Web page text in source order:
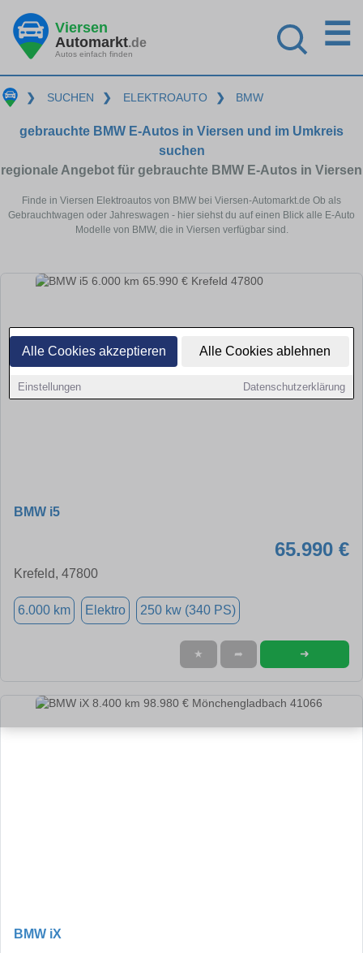
Alle Cookies akzeptieren Alle Cookies ablehnen
Einstellungen Datenschutzerklärung
Viersen
Automarkt.de
Autos einfach finden
☰
❯ SUCHEN ❯ ELEKTROAUTO ❯ BMW
gebrauchte BMW E-Autos in Viersen und im Umkreis
suchen
regionale Angebot für gebrauchte BMW E-Autos in Viersen
Finde in Viersen Elektroautos von BMW bei Viersen-Automarkt.de Ob als
Gebrauchtwagen oder Jahreswagen - hier siehst du auf einen Blick alle E-Auto
Modelle von BMW, die in Viersen verfügbar sind.
BMW i5
65.990 €
Krefeld, 47800
6.000 km Elektro 250 kw (340 PS)
★ ➦ ➜
BMW iX